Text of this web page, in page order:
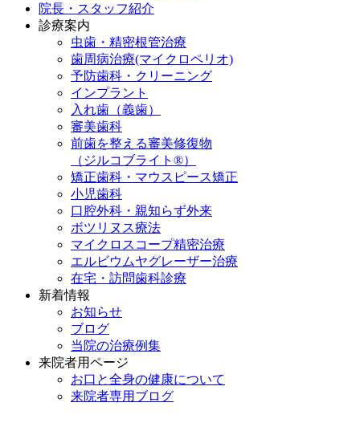
院長・スタッフ紹介
診療案内
虫歯・精密根管治療
歯周病治療(マイクロペリオ)
予防歯科・クリーニング
インプラント
入れ歯（義歯）
審美歯科
前歯を整える審美修復物
（ジルコブライト®）
矯正歯科・マウスピース矯正
小児歯科
口腔外科・親知らず外来
ボツリヌス療法
マイクロスコープ精密治療
エルビウムヤグレーザー治療
在宅・訪問歯科診療
新着情報
お知らせ
ブログ
当院の治療例集
来院者用ページ
お口と全身の健康について
来院者専用ブログ